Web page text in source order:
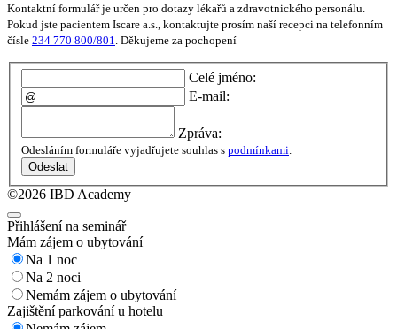
Kontaktní formulář je určen pro dotazy lékařů a zdravotnického personálu.
Pokud jste pacientem Iscare a.s., kontaktujte prosím naší recepci na telefonním
čísle 234 770 800/801. Děkujeme za pochopení
Celé jméno:
E-mail:
Zpráva:
Odesláním formuláře vyjadřujete souhlas s podmínkami
Odeslat
©2026 IBD Academy
Přihlášení na seminář
Mám zájem o ubytování
Na 1 noc
Na 2 noci
Nemám zájem o ubytování
Zajištění parkování u hotelu